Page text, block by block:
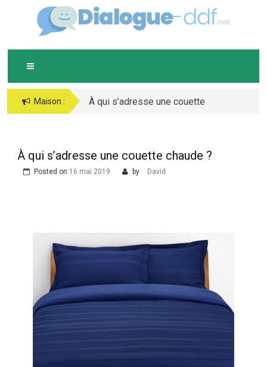
DIALOGUE-DDF.NET
Maison :
À qui s’adresse une couette
Bijoux argent : comment
À qui s’adresse une couette chaude ?
Posted on 16 mai 2019 by David